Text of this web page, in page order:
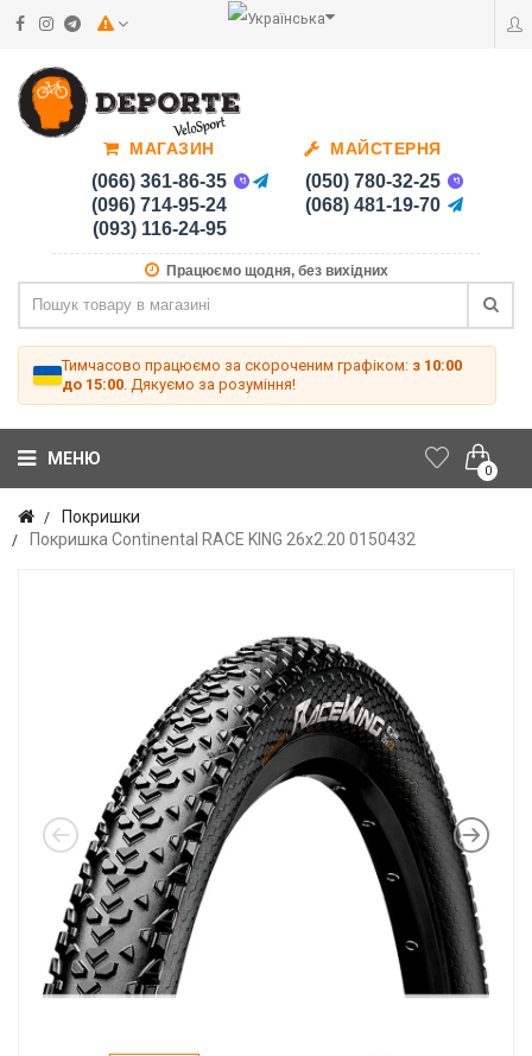
МАГАЗИН
(066) 361-86-35
(096) 714-95-24
(093) 116-24-95
МАЙСТЕРНЯ
(050) 780-32-25
(068) 481-19-70
Працюємо щодня, без вихідних
Тимчасово працюємо за скороченим графіком: з 10:00
до 15:00 . Дякуємо за розуміння!
0
МЕНЮ
Покришки
Покришка Continental RACE KING 26x2.20 0150432